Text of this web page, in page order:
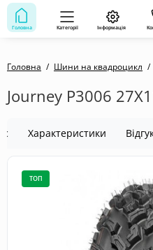
Головна Категорії Інформація
Головна Шини на квадроцикл
Journey P3006
Характеристики
ТОП